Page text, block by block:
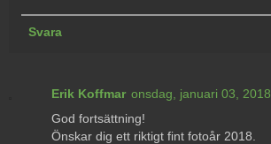
Svara
Erik Koffmar onsdag, januari 03, 2018
God fortsättning!
Önskar dig ett riktigt fint fotoår 2018.